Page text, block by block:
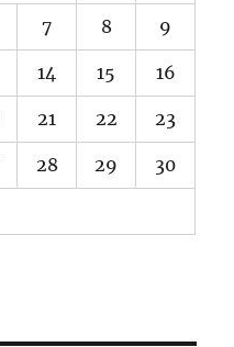
7 8 9
14 15 16
21 22 23
28 29 30